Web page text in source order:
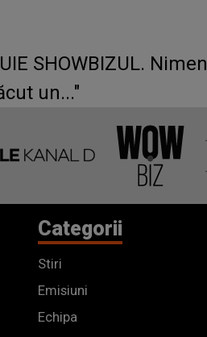
SHOWBIZUL.
un..."
Categorii
Stiri
Emisiuni
Echipa